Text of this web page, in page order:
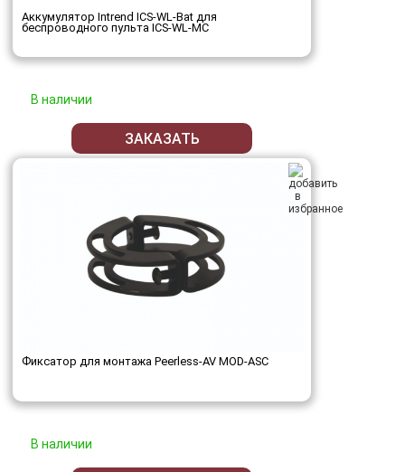
Аккумулятор Intrend ICS-WL-Bat для
беспроводного пульта ICS-WL-MC
В наличии
ЗАКАЗАТЬ
Фиксатор для монтажа Peerless-AV MOD-ASC
В наличии